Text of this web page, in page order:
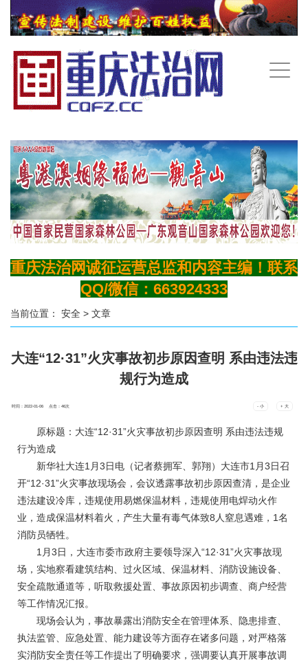
手
机
重庆法治网诚征运营总监和内容主编！联系
QQ/微信：663924333
当前位置： 安全 > 文章
大连“12·31”火灾事故初步原因查明 系由违法违
规行为造成
时间：2022-01-06 点击：46次 - 小 + 大
原标题：大连“12·31”火灾事故初步原因查明 系由违法违规
行为造成
新华社大连1月3日电（记者蔡拥军、郭翔）大连市1月3日召
开“12·31”火灾事故现场会，会议透露事故初步原因查清，是企业
违法建设冷库，违规使用易燃保温材料，违规使用电焊动火作
业，造成保温材料着火，产生大量有毒气体致8人窒息遇难，1名
消防员牺牲。
1月3日，大连市委市政府主要领导深入“12·31”火灾事故现
场，实地察看建筑结构、过火区域、保温材料、消防设施设备、
安全疏散通道等，听取救援处置、事故原因初步调查、商户经营
等工作情况汇报。
现场会认为，事故暴露出消防安全在管理体系、隐患排查、
执法监管、应急处置、能力建设等方面存在诸多问题，对严格落
实消防安全责任等工作提出了明确要求，强调要认真开展事故调